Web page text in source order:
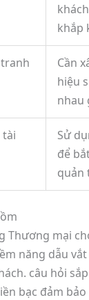
khắp
Cần
hiệu
nhau
tài
Sử
để
quản
Thương mại
năng dẫu
câu hỏi
bạc đảm